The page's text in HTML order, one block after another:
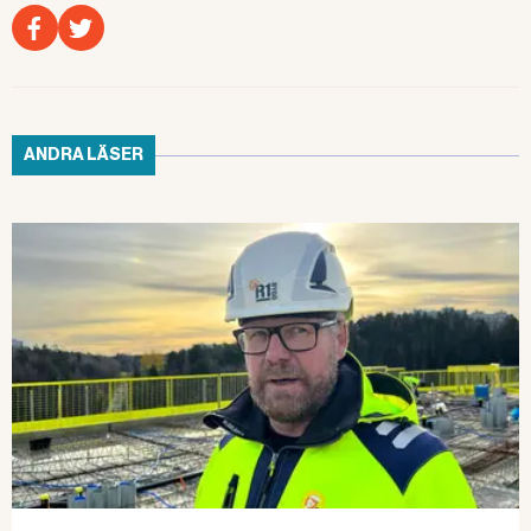
Läs även:
NYHETER
överklagar Vellinge-domen
ÖVERKLAGAN De tre lärarna och
rektorn dömdes i Malmö tingsrätt
för att ha orsakat den 6-årige
pojkens drunkningsdöd. Nu
överklagar de domen.
Läs även:
ARBETSMILJÖBROTT
Lärarna och rektorn fälls igen
ANDRA LÄSER